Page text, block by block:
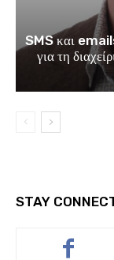
SMS και
για τη
STAY